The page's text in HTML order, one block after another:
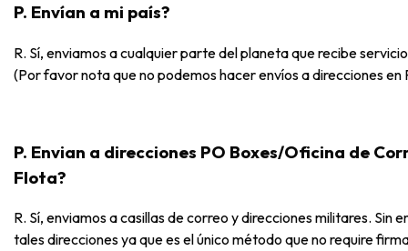
P. Envían a mi país?
R. Sí, enviamos a cualquier parte del planeta que recibe
(Por favor nota que no podemos hacer envíos a direcciones en
P. Envian a direcciones PO Boxes/Oficina de
Flota?
R. Sí, enviamos a casillas de correo y direcciones militares.
tales direcciones ya que es el único método que no require